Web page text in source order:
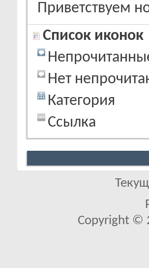
Приветствуем
Список иконок
Нет
Категория
Ссылка
Copyright ©